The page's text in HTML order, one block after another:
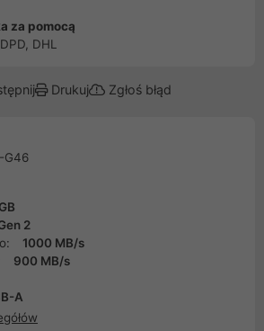
za pomocą
DHL
Drukuj Zgłoś błąd
G46
2
1000 MB/s
900 MB/s
A